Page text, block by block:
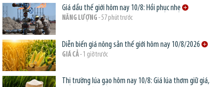
Giá dầu thế giới hôm nay 10/8: Hồi phục nhẹ
NĂNG LƯỢNG - 57 phút trước
Diễn biến giá nông sản thế giới hôm nay 10/8/2026
GIÁ CẢ- 1 giờ trước
Thị trường lúa gạo hôm nay 10/8: Giá lúa thơm giữ giá,